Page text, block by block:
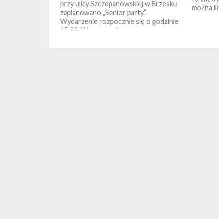
przy ulicy Szczepanowskiej w Brzesku
zaplanowano „Senior party”.
Wydarzenie rozpocznie się o godzinie
15:00. W programie...
można